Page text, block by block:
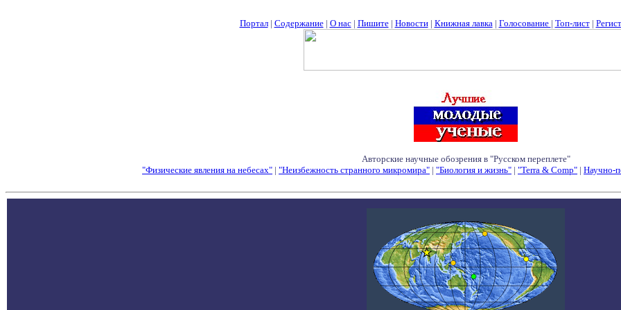
Портал| Содержание| О нас| Пишите| Новости| Книжная лавка| Голосование | Топ-лист|
Авторские научные обозрения в "Русском переплете"
"Физические явления на небесах" | "Неизбежность странного микромира" | "Биология и жизнь" | "Terra & Comp" | Научно-